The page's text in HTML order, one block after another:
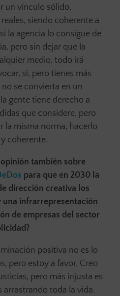
un vínculo sólido,
siendo coherente a
la agencia lo consigue de
pero sin dejar que la
medio, todo irá
sí, pero tienes más
se convierta en un
gente tiene derecho a
que considere, pero
la misma norma, hacerlo
coherente.
también sobre
para que en 2030 la
dirección creativa los
una infrarrepresentación
de empresas del sector
positiva no es lo
pero estoy a favor. Creo
pero más injusta es
arrastrando toda la vida.